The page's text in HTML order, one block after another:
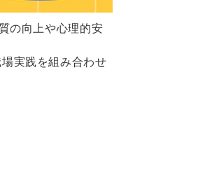
の向上や心理的安
実践を組み合わせ